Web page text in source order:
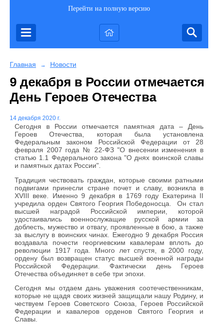
Перейти на полную версию
Главная → Новости
9 декабря в России отмечается
День Героев Отечества
14 декабря 2020 г.
Сегодня в России отмечается памятная дата – День
Героев Отечества, которая была установлена
Федеральным законом Российской Федерации от 28
февраля 2007 года № 22-ФЗ "О внесении изменения в
статью 1.1 Федерального закона "О днях воинской славы
и памятных датах России".
Традиция чествовать граждан, которые своими ратными
подвигами принесли стране почет и славу, возникла в
XVIII веке. Именно 9 декабря в 1769 году Екатерина II
учредила орден Святого Георгия Победоносца. Он стал
высшей наградой Российской империи, которой
удостаивались военнослужащие русской армии за
доблесть, мужество и отвагу, проявленные в бою, а также
за выслугу в воинских чинах. Ежегодно 9 декабря Россия
воздавала почести георгиевским кавалерам вплоть до
революции 1917 года. Много лет спустя, в 2000 году,
ордену был возвращен статус высшей военной награды
Российской Федерации. Фактически день Героев
Отечества объединяет в себе три эпохи.
Сегодня мы отдаем дань уважения соотечественникам,
которые не щадя своих жизней защищали нашу Родину, и
чествуем Героев Советского Союза, Героев Российской
Федерации и кавалеров орденов Святого Георгия и
Славы.